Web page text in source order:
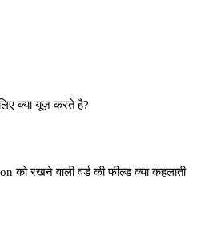
क्या यूज़ करते है?
रखने वाली वर्ड की फील्ड क्या कहलाती